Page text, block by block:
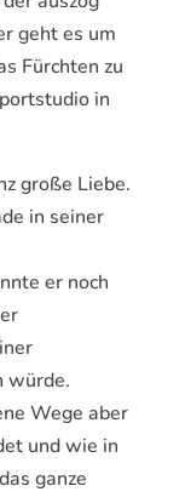
geht es um
Fürchten zu
in
große Liebe.
in seiner
er noch
würde.
Wege aber
und wie in
ganze